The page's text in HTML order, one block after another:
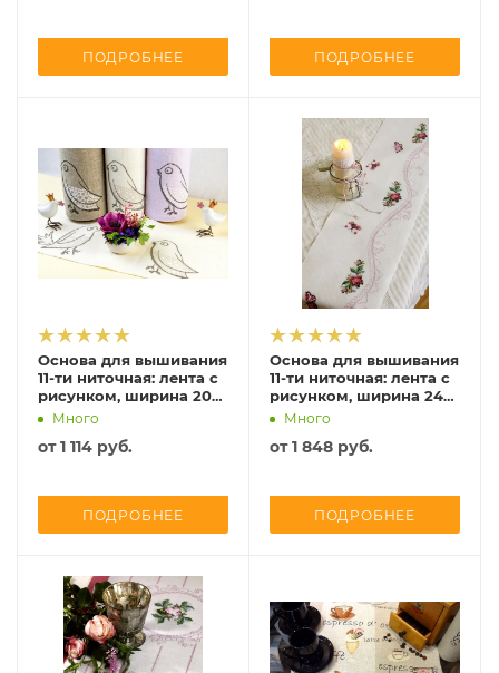
ПОДРОБНЕЕ ПОДРОБНЕЕ
Основа для вышивания
11-ти ниточная: лента с
рисунком, ширина 20
см, Vaupel, 7044-200
Много
от1 114 руб.
ПОДРОБНЕЕ
Основа для вышивания
11-ти ниточная: лента с
рисунком, ширина 24
см, Vaupel, 7043-240
Много
от1 848 руб.
ПОДРОБНЕЕ